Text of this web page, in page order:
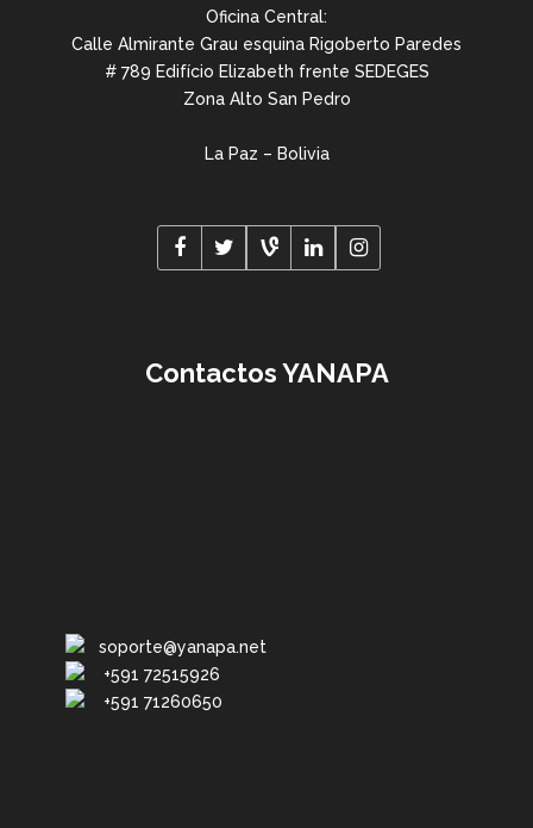
Oficina Central:
Calle Almirante Grau esquina Rigoberto Paredes
# 789 Edifício Elizabeth frente SEDEGES
Zona Alto San Pedro
La Paz – Bolivia
Contactos YANAPA
soporte@yanapa.net
+591 72515926
+591 71260650